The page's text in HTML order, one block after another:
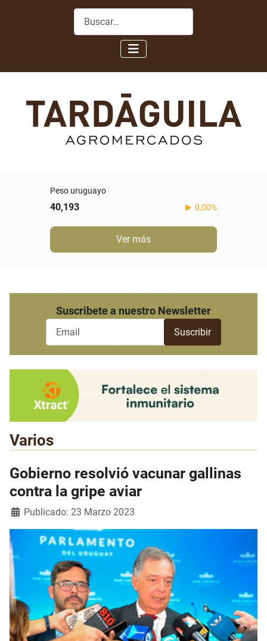
Buscar
Peso uruguayo
40,193 0,00%
Ver más
Suscribete a nuestro Newsletter
Varios
Gobierno resolvió vacunar gallinas
contra la gripe aviar
Detalles
Publicado: 23 Marzo 2023